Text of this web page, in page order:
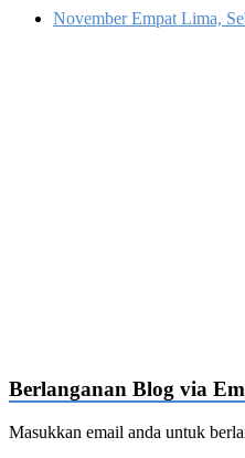
November Empat Lima,
Berlanganan Blog via
Masukkan email anda untuk